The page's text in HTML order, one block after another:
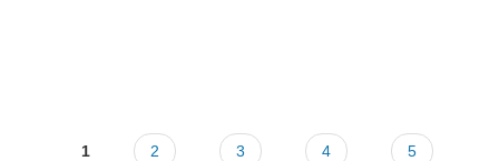
1 2 3 4
5